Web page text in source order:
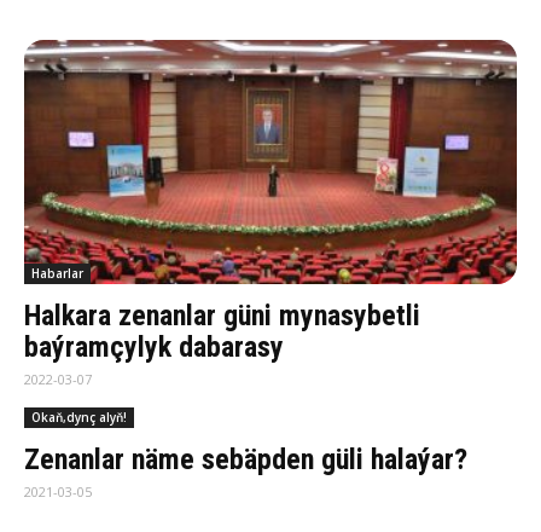
Habarlar
Halkara zenanlar güni mynasybetli
baýramçylyk dabarasy
2022-03-07
Okaň,dynç alyň!
Ze­nanlar näme sebäpden güli halaýar?
2021-03-05